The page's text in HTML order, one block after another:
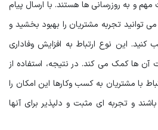
مهم و به روزرسانی ها هستند. با ارسال پیام
تجربه مشتریان را بهبود بخشید و
کنید. این نوع ارتباط به افزایش وفاداری
ها کمک می کند. در نتیجه، استفاده از
با مشتریان به کسب وکارها این امکان را
و تجربه ای مثبت و دلپذیر برای آنها